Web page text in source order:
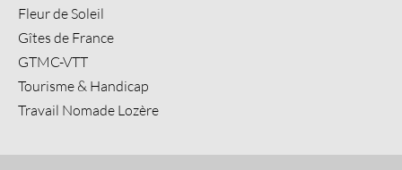
Fleur de Soleil
Gîtes de France
GTMC-VTT
Tourisme & Handicap
Travail Nomade Lozère